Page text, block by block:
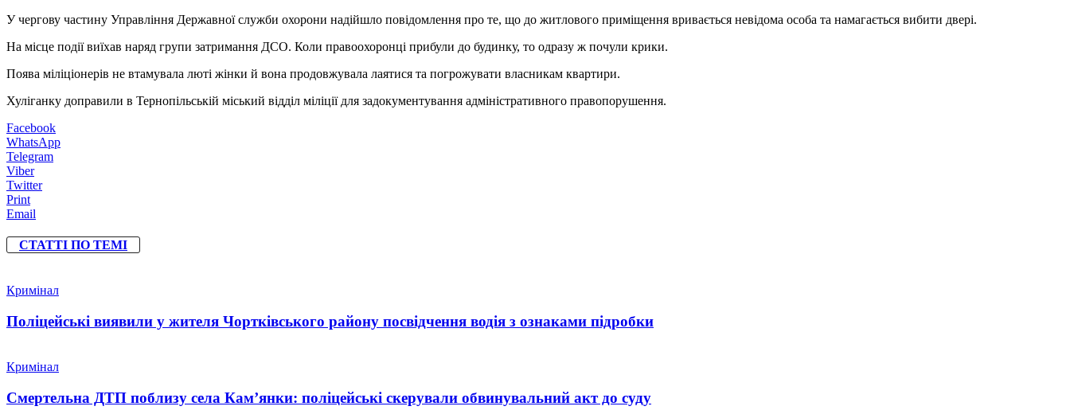
У чергову частину Управління Державної служби охорони надійшло повідомлення про те, що до житлового приміщення вривається невідома особа та намагається вибити двері.
На місце події виїхав наряд групи затримання ДСО. Коли правоохоронці прибули до будинку, то одразу ж почули крики.
Поява міліціонерів не втамувала люті жінки й вона продовжувала лаятися та погрожувати власникам квартири.
Хуліганку доправили в Тернопільській міський відділ міліції для задокументування адміністративного правопорушення.
Facebook
WhatsApp
Telegram
Viber
Twitter
Print
Email
СТАТТІ ПО ТЕМІ
Кримінал
Поліцейські виявили у жителя Чортківського району посвідчення водія з ознаками підробки
Кримінал
Смертельна ДТП поблизу села Кам’янки: поліцейські скерували обвинувальний акт до суду